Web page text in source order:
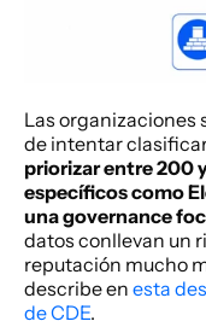
Las organizaciones
de intentar
priorizar entre 200
específicos como
una governance
datos conllevan un
reputación mucho
describe en esta
de CDE.